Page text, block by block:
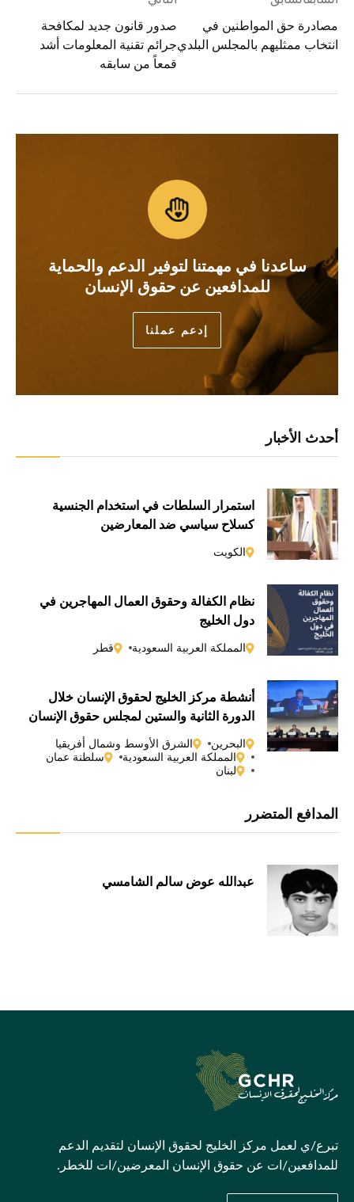
مصادرة حق المواطنين في
انتخاب ممثليهم بالمجلس البلدي
صدور قانون جديد لمكافحة
جرائم تقنية المعلومات أشد
قمعاً من سابقه
ساعدنا في مهمتنا لتوفير الدعم والحماية
للمدافعين عن حقوق الإنسان
إدعم عملنا
أحدث الأخبار
استمرار السلطات في استخدام الجنسية
كسلاحٍ سياسي ضد المعارضين
الكويت
نظام الكفالة وحقوق العمال المهاجرين في
دول الخليج
المملكة العربية السعودية قطر
أنشطة مركز الخليج لحقوق الإنسان خلال
الدورة الثانية والستين لمجلس حقوق الإنسان
البحرين
الشرق الأوسط وشمال أفريقيا
المملكة العربية السعودية
سلطنة عمان
لبنان
المدافع المتضرر
عبدالله عوض سالم الشامسي
تبرع/ي لعمل مركز الخليج لحقوق الإنسان لتقديم الدعم
للمدافعين/ات عن حقوق الإنسان المعرضين/ات للخطر.